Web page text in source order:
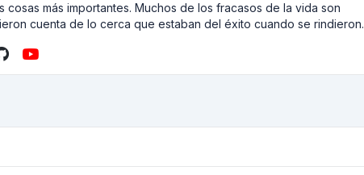
cosas más importantes. Muchos de los fracasos de la vida son
cuenta de lo cerca que estaban del éxito cuando se rindieron.